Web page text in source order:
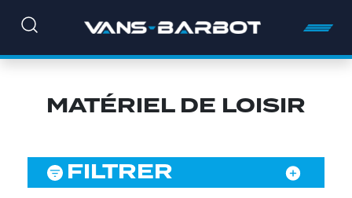
MATÉRIEL DE LOISIR
FILTRER